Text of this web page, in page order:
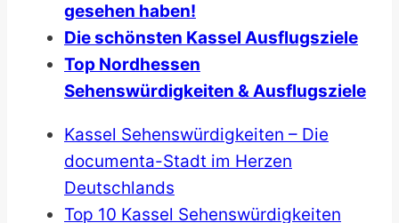
gesehen haben!
Die schönsten Kassel Ausflugsziele
Top Nordhessen
Sehenswürdigkeiten & Ausflugsziele
Kassel Sehenswürdigkeiten – Die
documenta-Stadt im Herzen
Deutschlands
Top 10 Kassel Sehenswürdigkeiten